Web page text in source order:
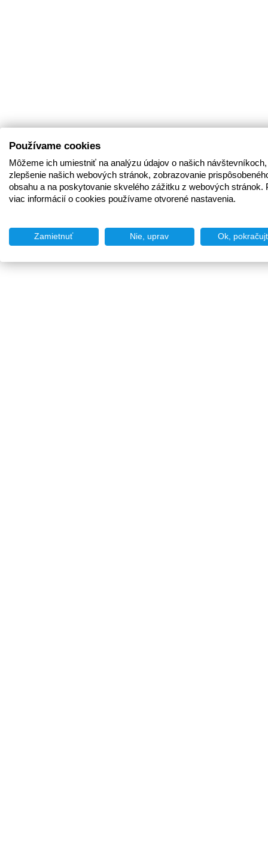
Používame cookies
Môžeme ich umiestniť na analýzu údajov o našich
zlepšenie našich webových stránok, zobrazovanie
obsahu a na poskytovanie skvelého zážitku z webových stránok.
viac informácií o cookies používame otvorené nastavenia.
Zamietnuť Nie, uprav Ok,